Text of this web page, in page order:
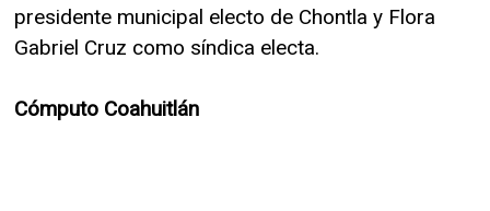
presidente municipal electo de Chontla y Flora
Gabriel Cruz como síndica electa.
Cómputo Coahuitlán